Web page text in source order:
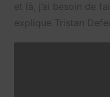
et là, j’ai besoin de
explique Tristan